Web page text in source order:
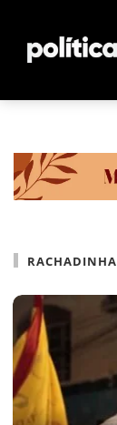
RACHADINHA